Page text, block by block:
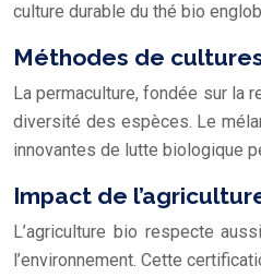
culture durable du thé bio
Méthodes de
La permaculture, fondée sur la
diversité des espèces. Le
innovantes de lutte biologique
Impact de
L’agriculture bio respecte
l’environnement. Cette